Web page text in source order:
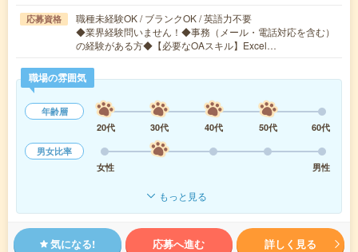
応募資格
職種未経験OK / ブランクOK / 英語力不要
◆業界経験問いません！◆事務（メール・電話対応を含む）
の経験がある方◆【必要なOAスキル】Excel…
職場の雰囲気
年齢層
20代
30代 40代 50代
60代
男女比率
女性
男性
もっと見る
気になる! 応募へ進む 詳しく見る